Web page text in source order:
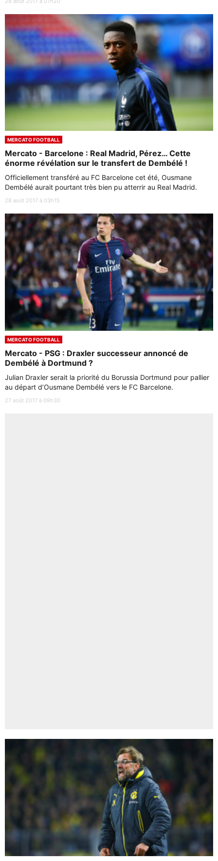
MERCATO FOOTBALL
Mercato - Barcelone : Real Madrid, Pérez… Cette
énorme révélation sur le transfert de Dembélé !
Officiellement transféré au FC Barcelone cet été, Ousmane
Dembélé aurait pourtant très bien pu atterrir au Real Madrid.
28 août 2017 à 03h15
MERCATO FOOTBALL
Mercato - PSG : Draxler successeur annoncé de
Dembélé à Dortmund ?
Julian Draxler serait la priorité du Borussia Dortmund pour pallier
au départ d’Ousmane Dembélé vers le FC Barcelone.
27 août 2017 à 09h30